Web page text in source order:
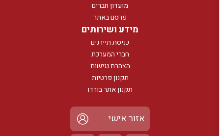
מועדון חברים
פרסם באתר
מידע ושירותים
כניסת תיירנים
חברי המערכת
הצהרת נגישות
תקנון פרטיות
תקנון אתר בורדו
אזור אישי